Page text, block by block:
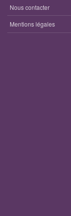
Nous contacter
Mentions légales